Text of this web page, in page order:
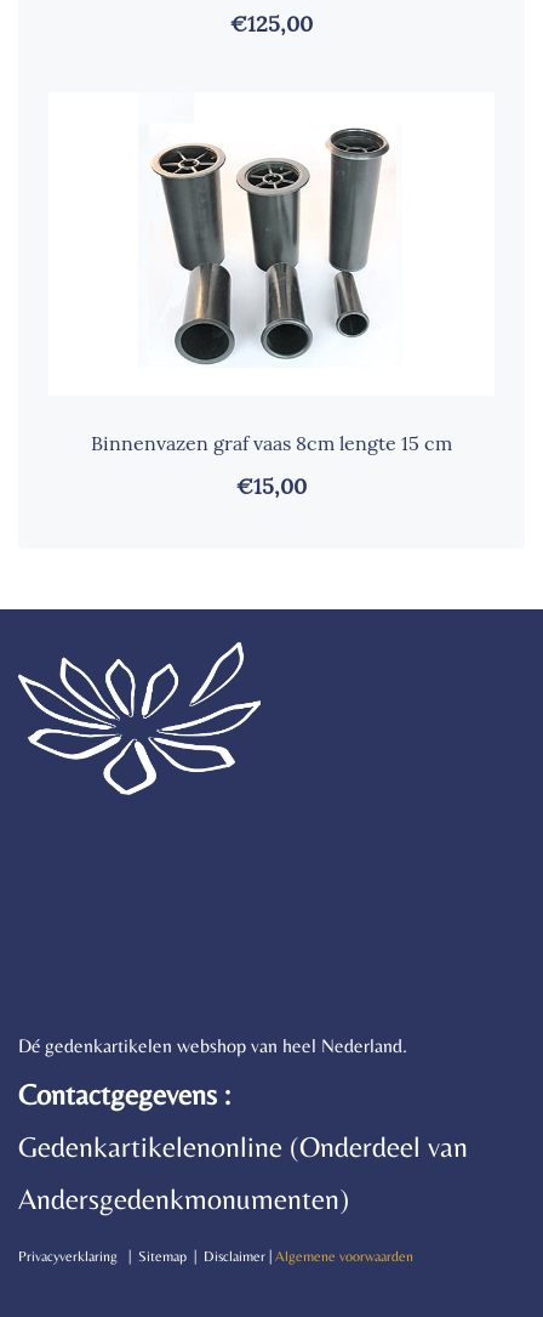
€125,00
Binnenvazen graf vaas 8cm lengte 15 cm
€15,00
Dé gedenkartikelen webshop van heel Nederland.
Contactgegevens :
Gedenkartikelenonline (Onderdeel van
Andersgedenkmonumenten)
Privacyverklaring | Sitemap | Disclaimer | Algemene voorwaarden